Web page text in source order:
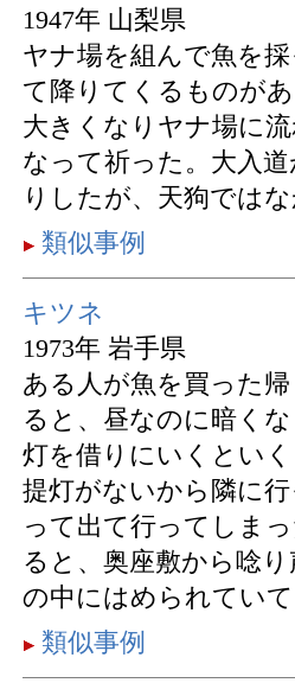
1947年 山梨県
ヤナ場を組んで魚を
て降りてくるものが
大きくなりヤナ場に
なって祈った。大入
りしたが、天狗では
類似事例
キツネ
1973年 岩手県
ある人が魚を買った
ると、昼なのに暗く
灯を借りにいくとい
提灯がないから隣に
って出て行ってしま
ると、奥座敷から唸
の中にはめられてい
類似事例